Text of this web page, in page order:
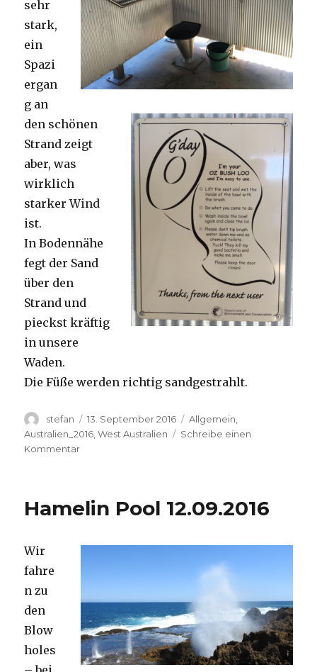
sehr
stark,
ein
Spazi
ergan
g an
den schönen
Strand zeigt
aber, was
wirklich
starker Wind
ist.
In Bodennähe
fegt der Sand
über den
Strand und
pieckst kräftig
in unsere
Waden.
Die Füße werden richtig sandgestrahlt.
Autor
stefan
Veröffentlicht
am
13. September 2016 Kategorien
Allgemein
Australien_2016 ,West Australien
Schreibe einen
Kommentarzu
Hamelin Pool 12.09.2016
Wir
fahre
n zu
den
Blow
holes